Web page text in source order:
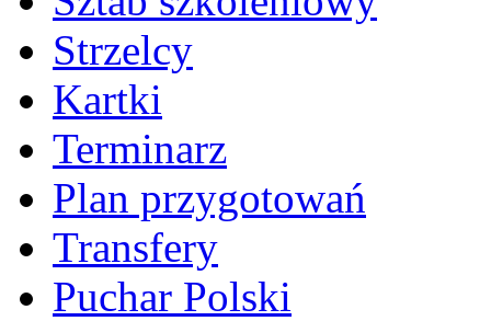
Strzelcy
Kartki
Terminarz
Plan przygotowań
Transfery
Puchar Polski